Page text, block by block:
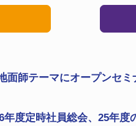
面師テーマにオープンセ
年度定時社員総会、25年